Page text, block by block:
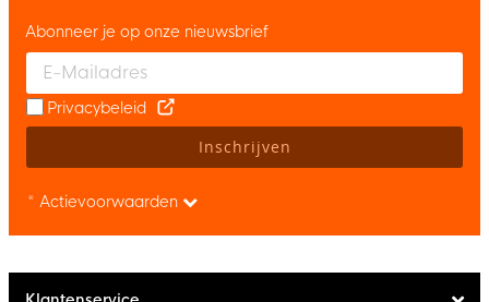
Enter your email and accept the privacy policy to subscribe to
Abonneer je op onze nieuwsbrief
Privacybeleid
Inschrijven
* Actievoorwaarden